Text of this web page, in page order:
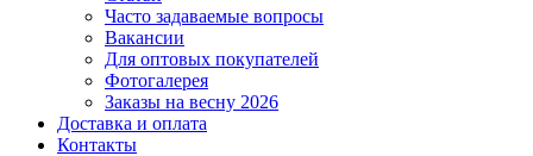
Часто задаваемые вопросы
Вакансии
Для оптовых покупателей
Фотогалерея
Заказы на весну 2026
Доставка и оплата
Контакты